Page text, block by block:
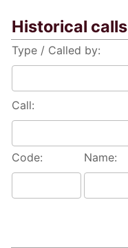
Historical calls
Type / Called by:
Call:
Code: Name: